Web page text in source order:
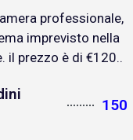
professionale,
imprevisto nella
il prezzo è di €120..
150